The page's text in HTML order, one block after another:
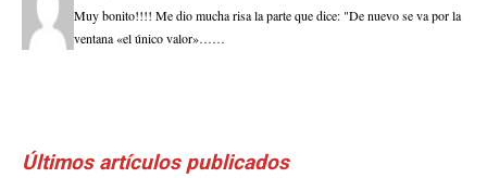
Muy bonito!!!! Me dio mucha risa la parte que dice: "De nuevo se va por la
ventana «el único valor»……
Últimos artículos publicados